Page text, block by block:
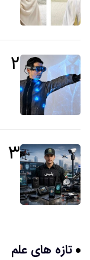
۲
۳
تازه های علم